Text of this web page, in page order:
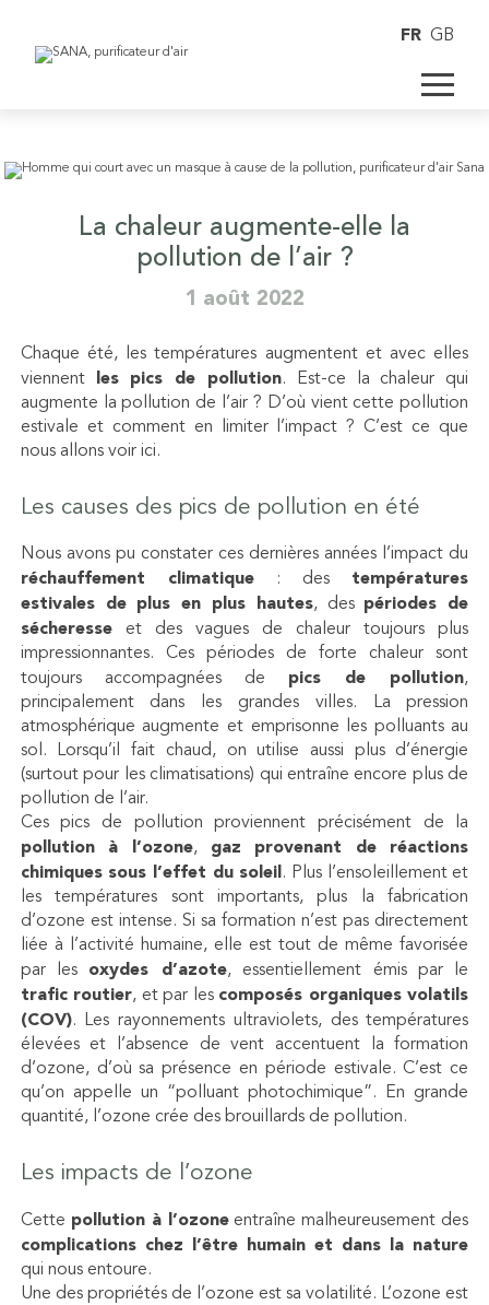
FR GB
La chaleur augmente-elle la
pollution de l’air ?
1 août 2022
Chaque été, les températures augmentent et avec elles
viennent
les pics de pollution. Est-ce la chaleur qui
augmente la pollution de l’air ? D’où vient cette pollution
estivale et comment en limiter l’impact ? C’est ce que
nous allons voir ici.
Les causes des pics de pollution en été
Nous avons pu constater ces dernières années l’impact du
réchauffement climatique: des températures
estivales de plus en plus hautes, des périodes de
sécheresseet des vagues de chaleur toujours plus
impressionnantes. Ces périodes de forte chaleur sont
toujours accompagnées de pics de pollution,
principalement dans les grandes villes. La pression
atmosphérique augmente et emprisonne les polluants au
sol. Lorsqu’il fait chaud, on utilise aussi plus d’énergie
(surtout pour les climatisations) qui entraîne encore plus de
pollution de l’air.
Ces pics de pollution proviennent précisément de la
pollution à l’ozone,
gaz provenant de réactions
chimiques sous l’effet du soleil . Plus l’ensoleillement et
les températures sont importants, plus la fabrication
d’ozone est intense. Si sa formation n’est pas directement
liée à l’activité humaine, elle est tout de même favorisée
par les oxydes d’azote, essentiellement émis par le
trafic routier, et par les composés organiques volatils
(COV). Les rayonnements ultraviolets, des températures
élevées et l’absence de vent accentuent la formation
d’ozone, d’où sa présence en période estivale. C’est ce
qu’on appelle un “polluant photochimique”. En grande
quantité, l’ozone crée des brouillards de pollution.
Les impacts de l’ozone
Cette pollution à l’ozoneentraîne malheureusement des
complications chez l’être humain et dans la nature
qui nous entoure.
Une des propriétés de l’ozone est sa volatilité. L’ozone est